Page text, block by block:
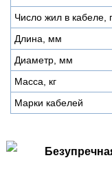
Число жил в кабеле,
Длина, мм
Диаметр, мм
Масса, кг
Марки кабелей